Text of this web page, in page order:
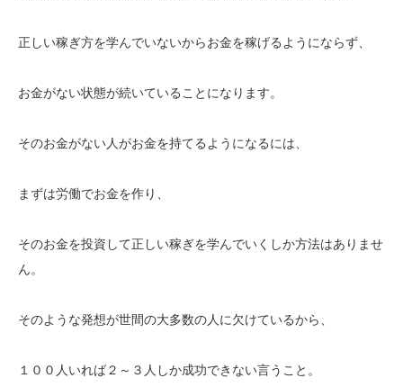
正しい稼ぎ方を学んでいないからお金を稼げるようにならず、
お金がない状態が続いていることになります。
そのお金がない人がお金を持てるようになるには、
まずは労働でお金を作り、
そのお金を投資して正しい稼ぎを学んでいくしか方法はありませ
ん。
そのような発想が世間の大多数の人に欠けているから、
１００人いれば２～３人しか成功できない言うこと。